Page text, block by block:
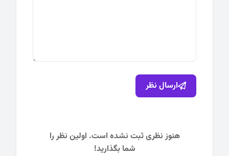
ارسال نظر
هنوز نظری ثبت نشده است. اولین نظر را
شما بگذارید!